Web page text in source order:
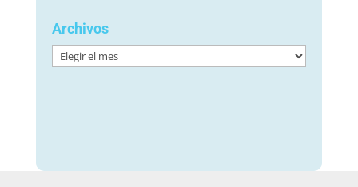
Archivos
Archivos